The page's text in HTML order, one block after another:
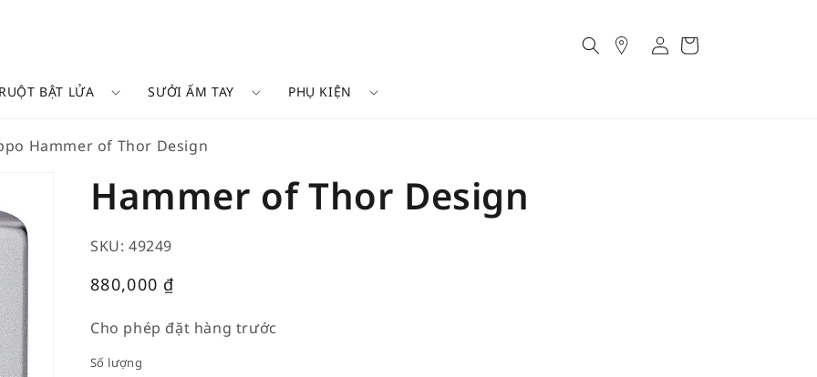
RUỘT BẬT LỬA SƯỞI ẤM TAY PHỤ KIỆN
AccountCart
Hammer of Thor Design
Hammer of Thor Design
SKU: 49249
Giá
880,000 ₫
Cho phép đặt hàng trước
Số lượng